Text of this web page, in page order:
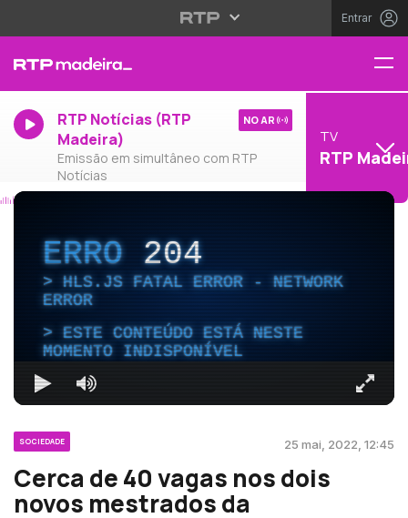
Entrar
RTP Notícias (RTP
Madeira)
Emissão em simultâneo com RTP
Notícias
NO AR
TV
RTP
ERRO204
HLS.JS FATAL ERROR - NETWORK
ERROR
ESTE CONTEÚDO ESTÁ NESTE
MOMENTO INDISPONÍVEL
SOCIEDADE 25 mai, 2022, 12:45
Cerca de 40 vagas nos dois
novos mestrados da